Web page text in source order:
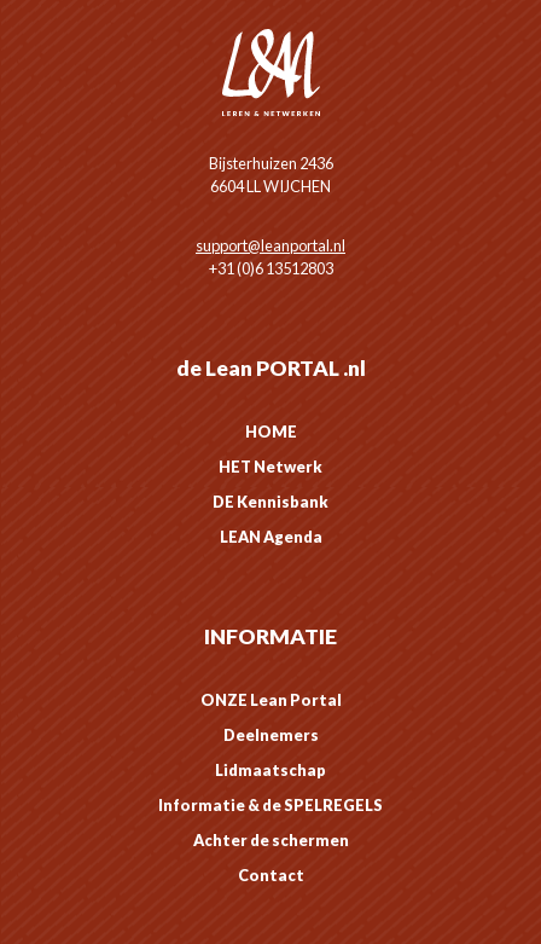
Bijsterhuizen 2436
6604 LL WIJCHEN
support@leanportal.nl
+31 (0)6 13512803
de Lean PORTAL .nl
HOME
HET Netwerk
DE Kennisbank
LEAN Agenda
INFORMATIE
ONZE Lean Portal
Deelnemers
Lidmaatschap
Informatie & de SPELREGELS
Achter de schermen
Contact